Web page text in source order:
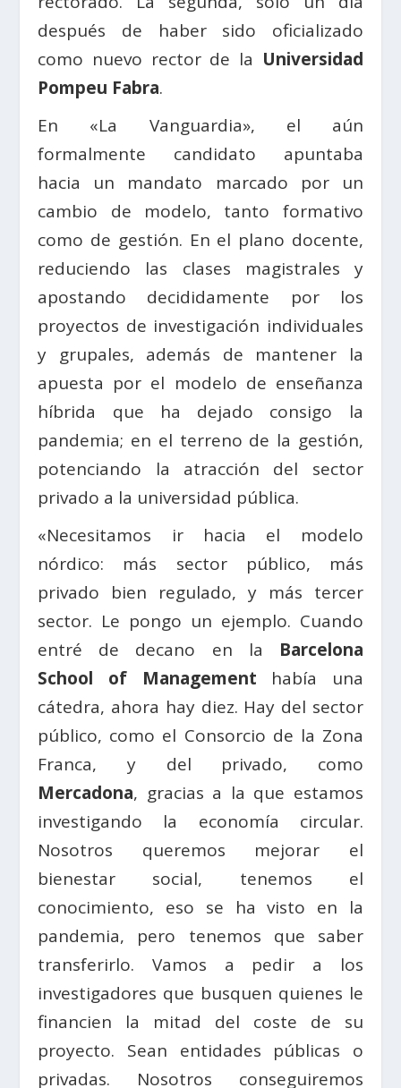
después de haber sido oficializado
como nuevo rector de la Universidad
Pompeu Fabra.
En «La Vanguardia», el aún
formalmente candidato apuntaba
hacia un mandato marcado por un
cambio de modelo, tanto formativo
como de gestión. En el plano docente,
reduciendo las clases magistrales y
apostando decididamente por los
proyectos de investigación individuales
y grupales, además de mantener la
apuesta por el modelo de enseñanza
híbrida que ha dejado consigo la
pandemia; en el terreno de la gestión,
potenciando la atracción del sector
privado a la universidad pública.
«Necesitamos ir hacia el modelo
nórdico: más sector público, más
privado bien regulado, y más tercer
sector. Le pongo un ejemplo. Cuando
entré de decano en la Barcelona
School of Management había una
cátedra, ahora hay diez. Hay del sector
público, como el Consorcio de la Zona
Franca, y del privado, como
Mercadona, gracias a la que estamos
investigando la economía circular.
Nosotros queremos mejorar el
bienestar social, tenemos el
conocimiento, eso se ha visto en la
pandemia, pero tenemos que saber
transferirlo. Vamos a pedir a los
investigadores que busquen quienes le
financien la mitad del coste de su
proyecto. Sean entidades públicas o
privadas. Nosotros conseguiremos